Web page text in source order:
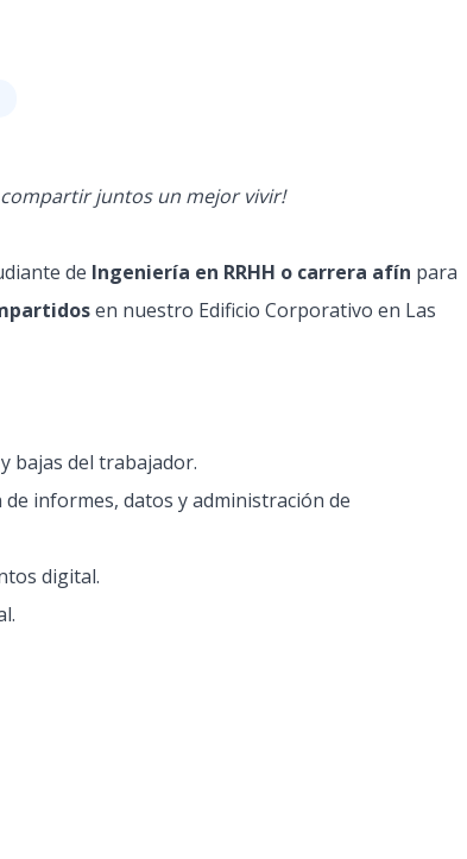
compartir juntos un mejor vivir!
de Ingeniería en RRHH o carrera afín para
en nuestro Edificio Corporativo en Las
bajas del trabajador.
informes, datos y administración de
digital.